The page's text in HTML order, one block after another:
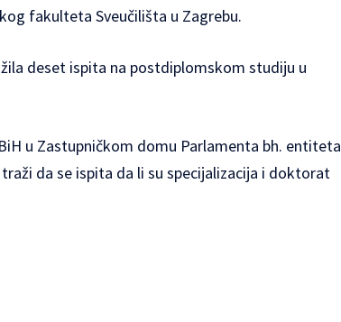
fakulteta Sveučilišta u Zagrebu.
deset ispita na postdiplomskom studiju u
u Zastupničkom domu Parlamenta bh. entiteta
da se ispita da li su specijalizacija i doktorat